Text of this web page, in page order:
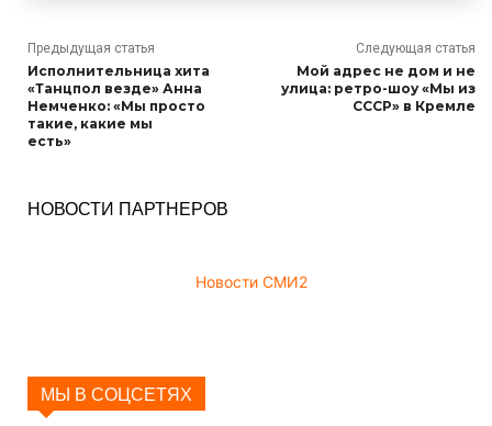
Предыдущая статья
Исполнительница хита
«Танцпол везде» Анна
Немченко: «Мы просто
такие, какие мы
есть»
Следующая статья
Мой адрес не дом и не
улица: ретро-шоу «Мы из
СССР» в Кремле
НОВОСТИ ПАРТНЕРОВ
Новости СМИ2
МЫ В СОЦСЕТЯХ